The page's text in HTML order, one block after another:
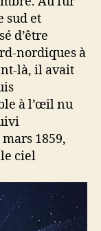
sud et
d’être
nordiques à
là, il avait
à l’œil nu
1859,
ciel